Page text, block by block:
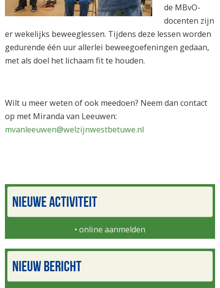
de MBvO-
docenten zijn
er wekelijks beweeglessen. Tijdens deze lessen worden
gedurende één uur allerlei beweegoefeningen gedaan,
met als doel het lichaam fit te houden.
Wilt u meer weten of ook meedoen? Neem dan contact
op met Miranda van Leeuwen:
mvanleeuwen@welzijnwestbetuwe.nl
NIEUWE ACTIVITEIT
• online aanmelden
NIEUW BERICHT